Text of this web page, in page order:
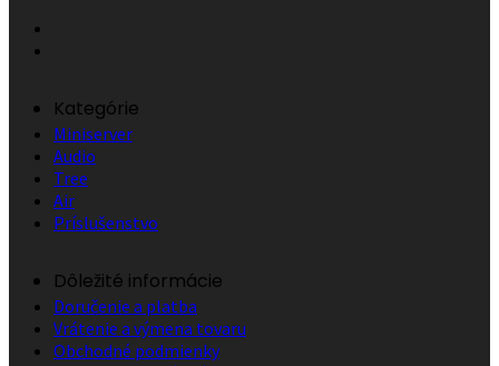
Kategórie
Miniserver
Audio
Tree
Air
Príslušenstvo
Dôležité informácie
Doručenie a platba
Vrátenie a výmena tovaru
Obchodné podmienky